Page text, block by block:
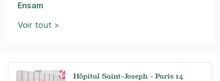
Hôpital Saint-Joseph - Paris 14
Ensam
Voir tout >